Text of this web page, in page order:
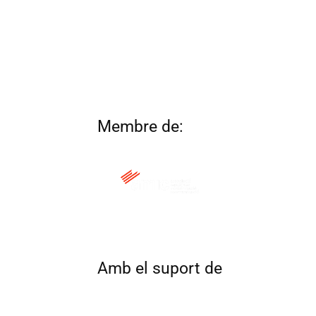
Membre de:
Amb el suport de